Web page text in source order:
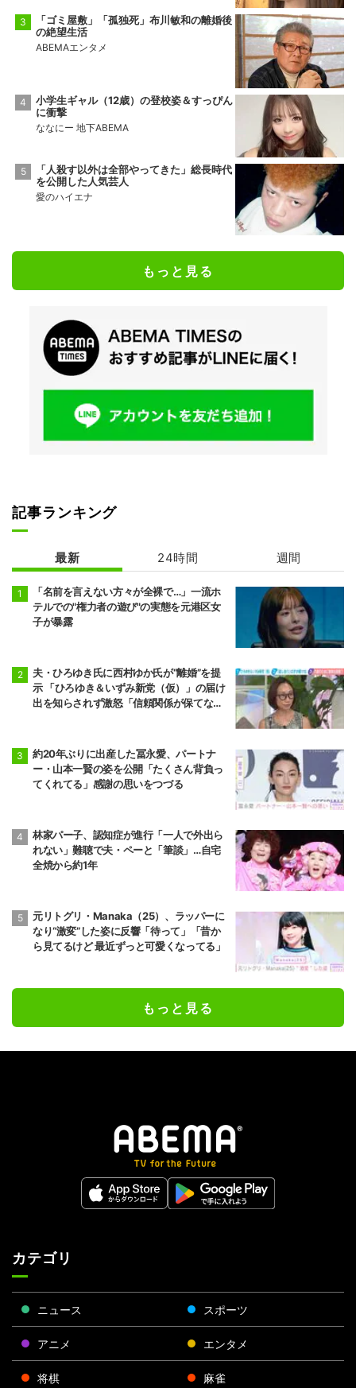
「ゴミ屋敷」「孤独死」布川敏和の離婚後
の絶望生活
ABEMAエンタメ
小学生ギャル（12歳）の登校姿＆すっぴん
に衝撃
ななにー 地下ABEMA
「人殺す以外は全部やってきた」総長時代
を公開した人気芸人
愛のハイエナ
もっと見る
記事ランキング
最新 24時間 週間
「名前を言えない方々が全裸で…」一流ホ
テルでの"権力者の遊び"の実態を元港区女
子が暴露
夫・ひろゆき氏に西村ゆか氏が“離婚”を提
示 「ひろゆき＆いずみ新党（仮）」の届け
出を知らされず激怒「信頼関係が保てない
約20年ぶりに出産した冨永愛、パートナ
ー・山本一賢の姿を公開「たくさん背負っ
てくれてる」感謝の思いをつづる
林家パー子、認知症が進行「一人で外出ら
れない」難聴で夫・ペーと「筆談」…自宅
全焼から約1年
元リトグリ・Manaka（25）、ラッパーに
なり“激変”した姿に反響「待って」「昔か
ら見てるけど 最近ずっと可愛くなってる」
もっと見る
カテゴリ
ニュース スポーツ
アニメ エンタメ
将棋 麻雀